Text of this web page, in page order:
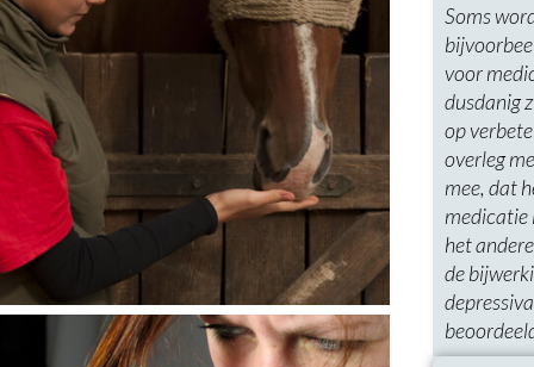
Soms
voor
dusdanig
op
overleg
mee, dat
medicatie
het
de